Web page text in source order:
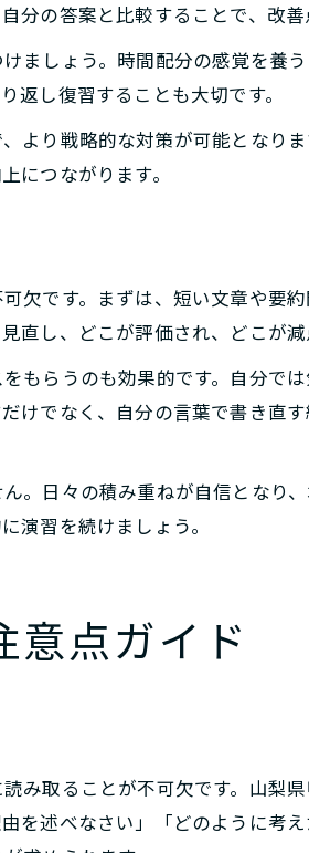
の答案と比較することで、改善
ましょう。時間配分の感覚を養
返し復習することも大切です。
より戦略的な対策が可能となり
につながります。
欠です。まずは、短い文章や要
し、どこが評価され、どこが
もらうのも効果的です。自分で
けでなく、自分の言葉で書き直
。日々の積み重ねが自信となり
演習を続けましょう。
意点ガイド
み取ることが不可欠です。山梨
述べなさい」「どのように考